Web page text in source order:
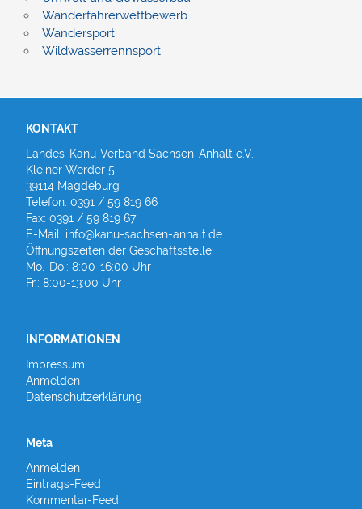
Wanderfahrerwettbewerb
Wandersport
Wildwasserrennsport
KONTAKT
Landes-Kanu-Verband Sachsen-Anhalt e.V.
Kleiner Werder 5
39114 Magdeburg
Telefon: 0391 / 59 819 66
Fax: 0391 / 59 819 67
E-Mail: info@kanu-sachsen-anhalt.de
Öffnungszeiten der Geschäftsstelle:
Mo.-Do.: 8:00-16:00 Uhr
Fr.: 8:00-13:00 Uhr
INFORMATIONEN
Impressum
Anmelden
Datenschutzerklärung
Meta
Anmelden
Eintrags-Feed
Kommentar-Feed